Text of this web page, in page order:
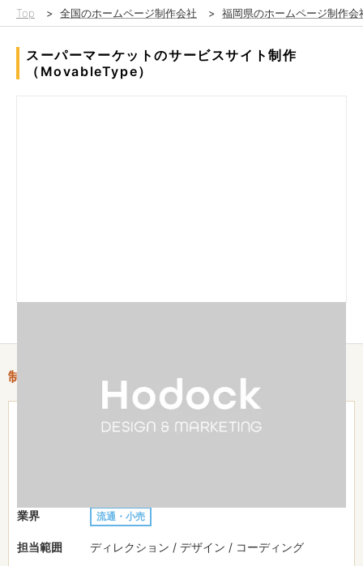
Top > 全国のホームページ制作会社 > 福岡県のホームページ制作会
スーパーマーケットのサービスサイト制作
（MovableType）
制作情報
201〜300万円
業界 流通・小売
担当範囲 ディレクション / デザイン / コーディング